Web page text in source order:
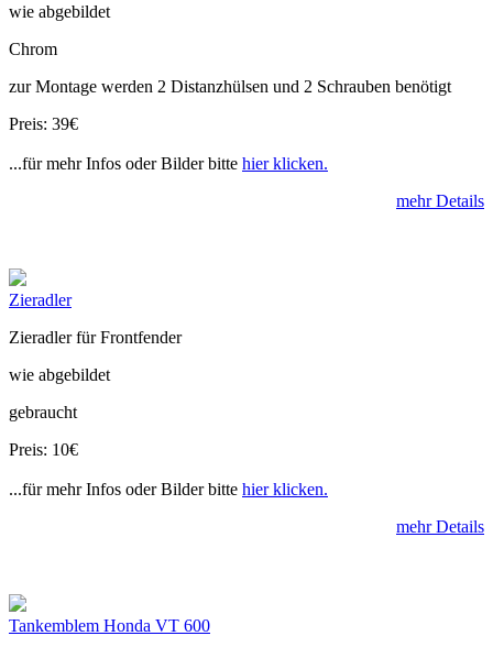
wie abgebildet
Chrom
zur Montage werden 2 Distanzhülsen und 2 Schrauben benötigt
Preis: 39€
...für mehr Infos oder Bilder bitte hier klicken.
mehr Details
Zieradler
Zieradler für Frontfender
wie abgebildet
gebraucht
Preis: 10€
...für mehr Infos oder Bilder bitte hier klicken.
mehr Details
Tankemblem Honda VT 600